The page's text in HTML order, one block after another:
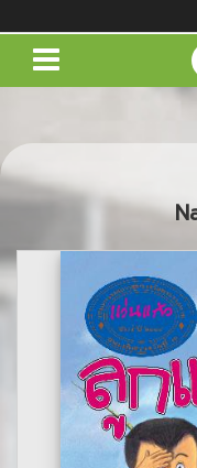
Previous